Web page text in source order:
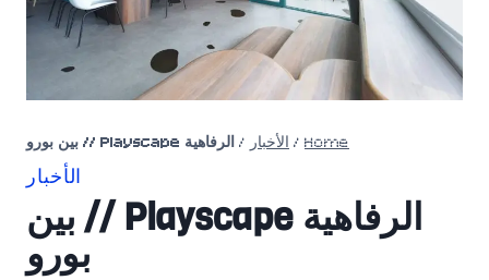
Home
/ الأخبار / الرفاهية Playscape // بين بورو
الأخبار
الرفاهية Playscape // بين
بورو